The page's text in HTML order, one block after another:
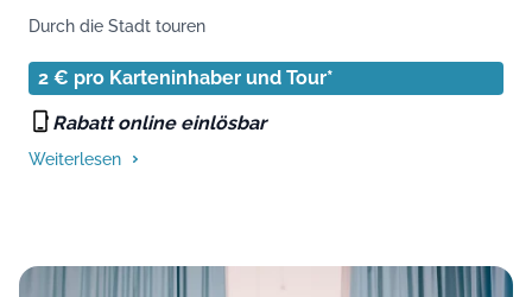
Durch die Stadt touren
2 € pro Karteninhaber und Tour*
Rabatt online einlösbar
Weiterlesen